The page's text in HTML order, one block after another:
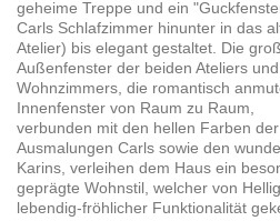
geheime Treppe und ein
Carls Schlafzimmer hinunter in das
Atelier) bis elegant gestaltet. Die
Außenfenster der beiden Ateliers
Wohnzimmers, die romantisch
Innenfenster von Raum zu Raum,
verbunden mit den hellen Farben
Ausmalungen Carls sowie den
Karins, verleihen dem Haus ein
geprägte Wohnstil, welcher von
lebendig-fröhlicher Funktionalität